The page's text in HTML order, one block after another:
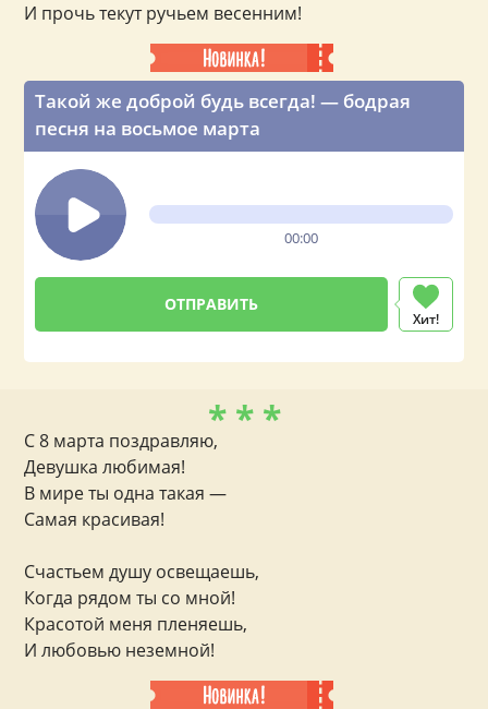
Такой же доброй будь всегда! — бодрая
песня на восьмое марта
00:00
Хит!
И прочь текут ручьем весенним!
* * *
С 8 марта поздравляю,
Девушка любимая!
В мире ты одна такая —
Самая красивая!
Счастьем душу освещаешь,
Когда рядом ты со мной!
Красотой меня пленяешь,
И любовью неземной!